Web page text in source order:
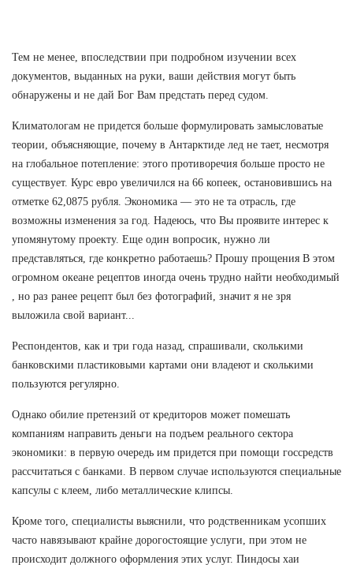
Тем не менее, впоследствии при подробном изучении всех
документов, выданных на руки, ваши действия могут быть
обнаружены и не дай Бог Вам предстать перед судом.
Климатологам не придется больше формулировать замысловатые
теории, объясняющие, почему в Антарктиде лед не тает, несмотря
на глобальное потепление: этого противоречия больше просто не
существует. Курс евро увеличился на 66 копеек, остановившись на
отметке 62,0875 рубля. Экономика — это не та отрасль, где
возможны изменения за год. Надеюсь, что Вы проявите интерес к
упомянутому проекту. Еще один вопросик, нужно ли
представляться, где конкретно работаешь? Прошу прощения В этом
огромном океане рецептов иногда очень трудно найти необходимый
, но раз ранее рецепт был без фотографий, значит я не зря
выложила свой вариант...
Респондентов, как и три года назад, спрашивали, сколькими
банковскими пластиковыми картами они владеют и сколькими
пользуются регулярно.
Однако обилие претензий от кредиторов может помешать
компаниям направить деньги на подъем реального сектора
экономики: в первую очередь им придется при помощи госсредств
рассчитаться с банками. В первом случае используются специальные
капсулы с клеем, либо металлические клипсы.
Кроме того, специалисты выяснили, что родственникам усопших
часто навязывают крайне дорогостоящие услуги, при этом не
происходит должного оформления этих услуг. Пиндосы хаи